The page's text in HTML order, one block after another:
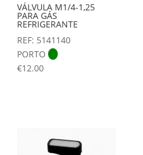
VÁLVULA M1/4-1,25
PARA GÁS
REFRIGERANTE
REF: 5141140
PORTO
€12.00